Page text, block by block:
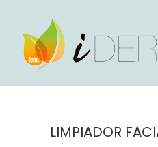
LIMPIADOR